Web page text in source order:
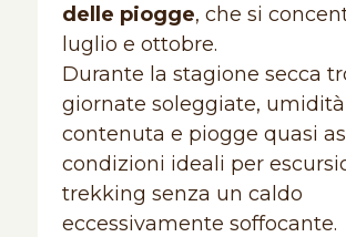
delle piogge, che si
luglio e ottobre.
Durante la stagione secca
giornate soleggiate, umidità
contenuta e piogge quasi
condizioni ideali per
trekking senza un caldo
eccessivamente soffocante.